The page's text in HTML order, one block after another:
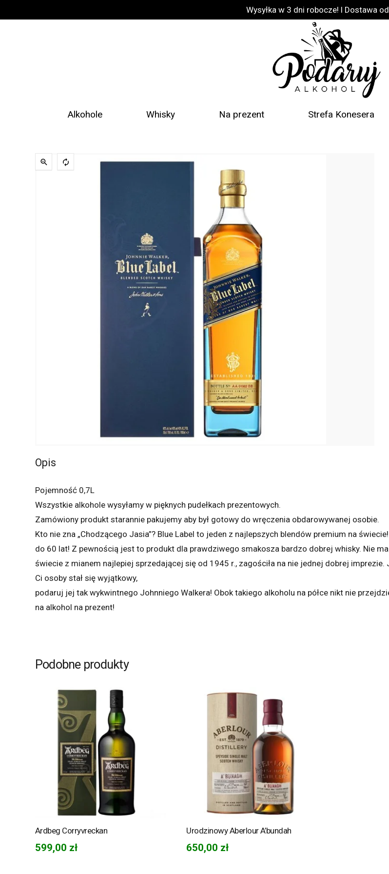
Wysyłka w 3 dni robocze! l Dostawa
Alkohole Whisky Na prezent Strefa Konesera
Opis
Pojemność 0,7L
Wszystkie alkohole wysyłamy w pięknych pudełkach prezentowych.
Zamówiony produkt starannie pakujemy aby był gotowy do wręczenia obdarowywanej osobie.
Kto nie zna „Chodzącego Jasia”? Blue Label to jeden z najlepszych blendów premium na
do 60 lat! Z pewnością jest to produkt dla prawdziwego smakosza bardzo dobrej whisky. Nie
świecie z mianem najlepiej sprzedającej się od 1945 r., zagościła na nie jednej dobrej
Ci osoby stał się wyjątkowy,
podaruj jej tak wykwintnego Johnniego Walkera! Obok takiego alkoholu na półce nikt nie
na alkohol na prezent!
Podobne produkty
Ardbeg Corryvreckan
599,00 zł
Urodzinowy Aberlour A’bundah
650,00 zł